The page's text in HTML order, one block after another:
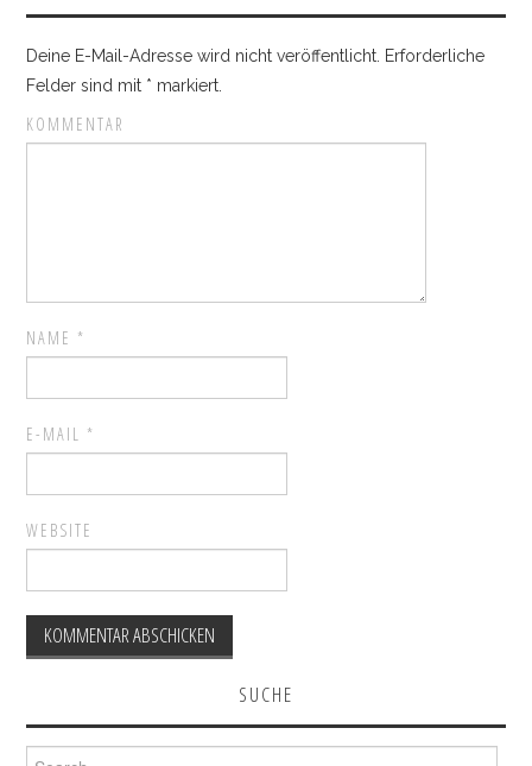
Deine E-Mail-Adresse wird nicht veröffentlicht. Erforderliche
Felder sind mit * markiert.
KOMMENTAR
NAME *
E-MAIL *
WEBSITE
SUCHE
Search for: